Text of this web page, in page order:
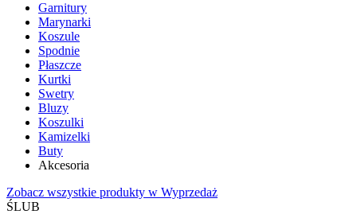
Garnitury
Marynarki
Koszule
Spodnie
Płaszcze
Kurtki
Swetry
Bluzy
Koszulki
Kamizelki
Buty
Akcesoria
Zobacz wszystkie produkty w Wyprzedaż
ŚLUB